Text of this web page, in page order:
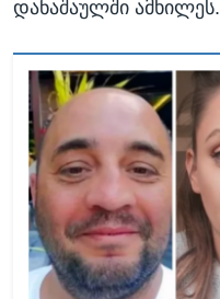
დანაშაულში ამხილეს.